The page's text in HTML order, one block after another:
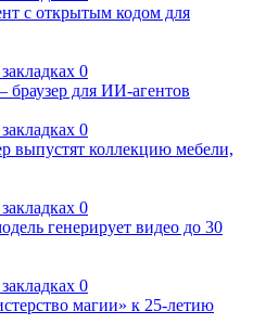
с открытым кодом для
0
браузер для ИИ-агентов
0
выпустят коллекцию мебели,
0
генерирует видео до 30
0
магии» к 25-летию